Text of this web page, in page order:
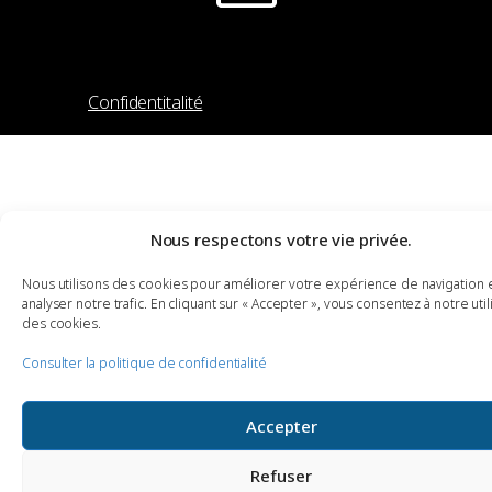
Nous respectons votre vie privée.
Nous utilisons des cookies pour améliorer votre expérience de navigation
analyser notre trafic. En cliquant sur « Accepter », vous consentez à notre
des cookies.
Consulter la politique de confidentialité
Accepter
Refuser
Confidentitalité